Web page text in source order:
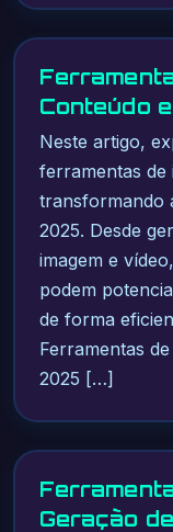
Conteúdo
Neste artigo,
ferramentas de
transformando
2025. Desde
imagem e
podem
de forma
Ferramentas
2025 […]
Geração